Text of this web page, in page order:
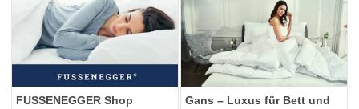
FUSSENEGGER Shop
Gans – Luxus für Bett und